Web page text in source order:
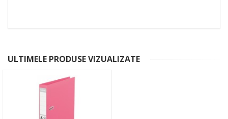
ULTIMELE PRODUSE VIZUALIZATE